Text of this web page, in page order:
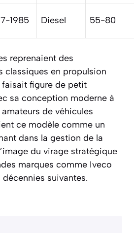
1985 Diesel 55-80
reprenaient des
classiques en propulsion
figure de petit
sa conception moderne à
de véhicules
ce modèle comme un
dans la gestion de la
du virage stratégique
marques comme Iveco
suivantes.